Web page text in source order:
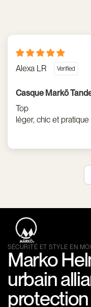
Alexa LR
Casque Markö
Top
léger, chic et pratique
SÉCURITÉ ET STYLE EN
Marko
urbain
protection